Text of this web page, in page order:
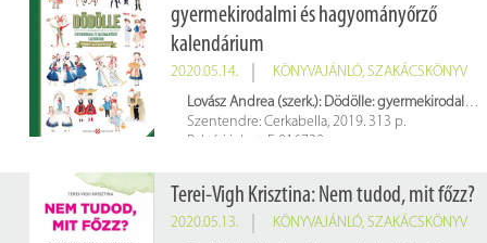
gyermekirodalmi és hagyományőrző
kalendárium
2020.05.14. KÖNYVAJÁNLÓ, SZAKÁCSKÖNYV
Lovász Andrea (szerk.): Dödölle: gyermekirodalmi és hagyományőrző kalendárium
Szentendre: Cerkabella, 2019. 313 p.
Raktári jelzet: E 016730
Terei-Vigh Krisztina: Nem tudod, mit főzz?
2020.05.13. KÖNYVAJÁNLÓ, SZAKÁCSKÖNYV